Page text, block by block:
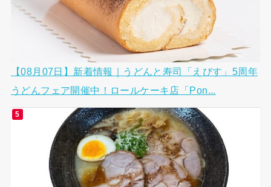
【08月07日】新着情報｜うどんと寿司「えびす」5周年
うどんフェア開催中！ロールケーキ店「Pon...